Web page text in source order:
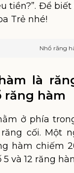
tiền?”. Để
Trẻ nhé!
Nhổ răng
là
răng hàm
ở phía
cối. Một
hàm chiếm
5 và 12 răng